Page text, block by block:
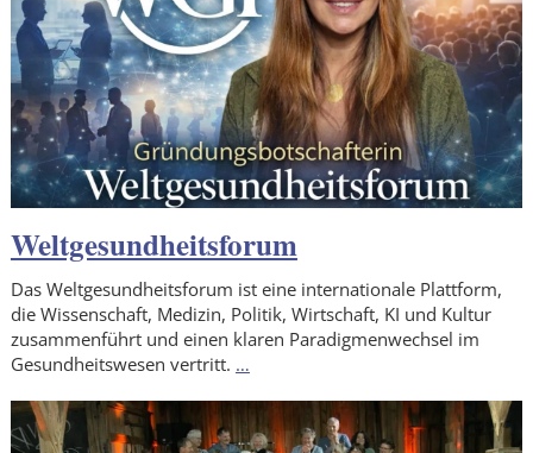
Weltgesundheitsforum
Das Weltgesundheitsforum ist eine internationale Plattform,
die Wissenschaft, Medizin, Politik, Wirtschaft, KI und Kultur
zusammenführt und einen klaren Paradigmenwechsel im
Gesundheitswesen vertritt. …